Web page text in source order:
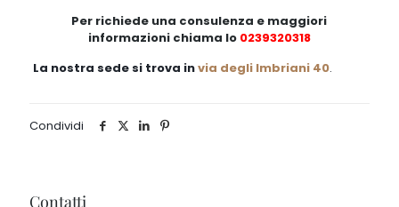
Per richiede una consulenza e maggiori
informazioni chiama lo 0239320318
La nostra sede si trova invia degli Imbriani 40.
Condividi
Contatti